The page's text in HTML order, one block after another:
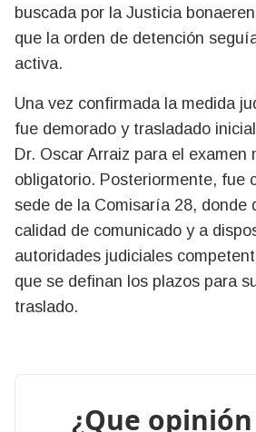
buscada por la Justicia
que la orden de detención
activa.
Una vez confirmada la medida
fue demorado y trasladado
Dr. Oscar Arraiz para el examen
obligatorio. Posteriormente, fue
sede de la Comisaría 28, donde
calidad de comunicado y a
autoridades judiciales
que se definan los plazos para
traslado.
¿Que